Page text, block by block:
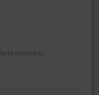
(přes úřad práce)